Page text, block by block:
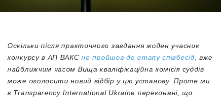
Оскільки після практичного завдання жоден учасник
конкурсу в АП ВАКСне пройшов до етапу співбесід, вже
найближчим часом Вища кваліфікаційна комісія суддів
може оголосити новий відбір у цю установу. Проте ми
в Transparency International Ukraine переконані, що